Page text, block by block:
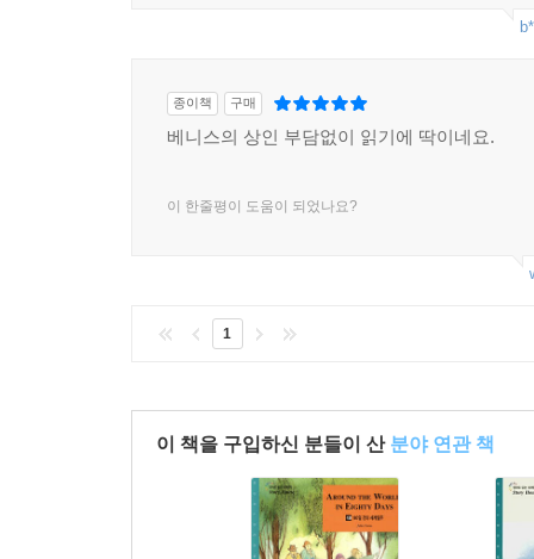
종이책 구매
베니스의 상인 부담없이 읽기에 딱이네요.
이 한줄평이 도움이 되었나요?
1
이 책을 구입하신 분들이 산 분야 연관 책